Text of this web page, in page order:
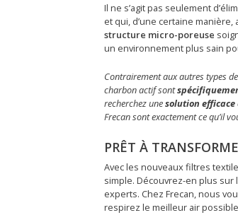
Il ne s’agit pas seulement
et qui, d’une certaine
structure micro-poreuse
un environnement plus sain
Contrairement aux autres types
charbon actif sont
recherchez unesolution
Frecan sont exactement ce qu’il
PRÊT À
Avec les nouveaux filtres
simple. Découvrez-en plus
experts. Chez Frecan, nous
respirez le meilleur air